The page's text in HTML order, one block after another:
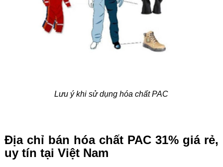
Lưu ý khi sử dụng hóa chất PAC
Địa chỉ bán hóa chất PAC 31% giá rẻ,
uy tín tại Việt Nam